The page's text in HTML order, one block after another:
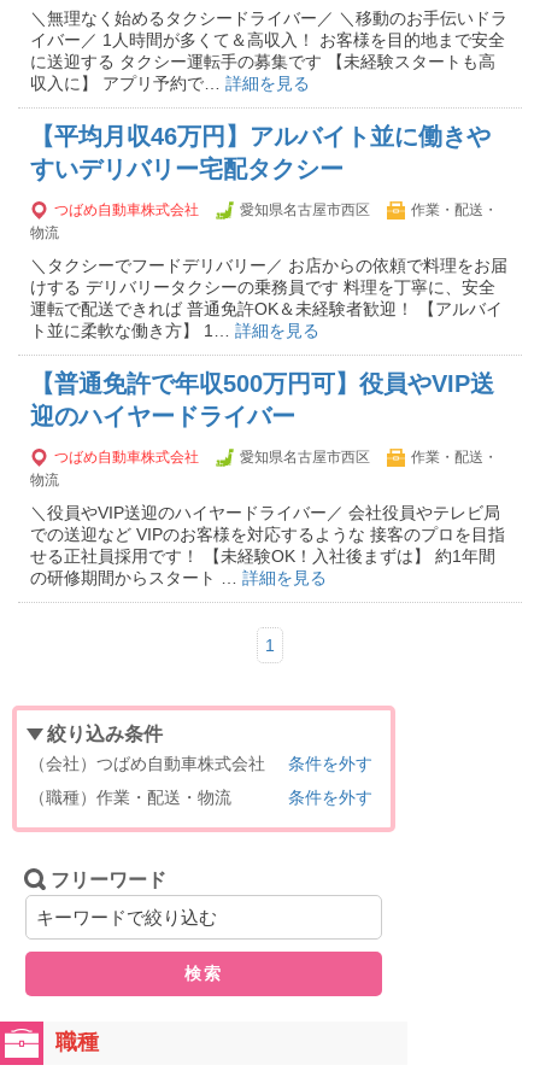
＼無理なく始めるタクシードライバー／ ＼移動のお手伝いドラ
イバー／ 1人時間が多くて＆高収入！ お客様を目的地まで安全
に送迎する タクシー運転手の募集です 【未経験スタートも高
収入に】 アプリ予約で… 詳細を見る
【平均月収46万円】アルバイト並に働きや
すいデリバリー宅配タクシー
つばめ自動車株式会社 愛知県名古屋市西区
作業・配送・
物流
＼タクシーでフードデリバリー／ お店からの依頼で料理をお届
けする デリバリータクシーの乗務員です 料理を丁寧に、安全
運転で配送できれば 普通免許OK＆未経験者歓迎！ 【アルバイ
ト並に柔軟な働き方】 1… 詳細を見る
【普通免許で年収500万円可】役員やVIP送
迎のハイヤードライバー
つばめ自動車株式会社 愛知県名古屋市西区
作業・配送・
物流
＼役員やVIP送迎のハイヤードライバー／ 会社役員やテレビ局
での送迎など VIPのお客様を対応するような 接客のプロを目指
せる正社員採用です！ 【未経験OK！入社後まずは】 約1年間
の研修期間からスタート … 詳細を見る
1
絞り込み条件
（会社）つばめ自動車株式会社
条件を外す
（職種）作業・配送・物流
条件を外す
フリーワード
検索
職種